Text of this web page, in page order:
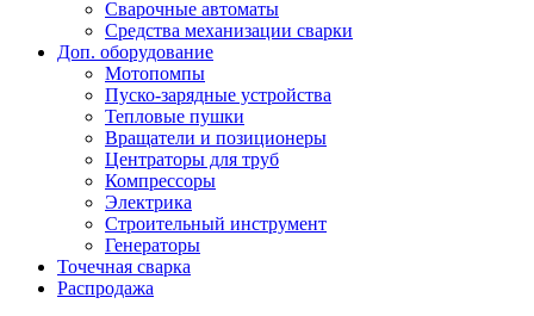
Сварочные автоматы
Средства механизации сварки
Доп. оборудование
Мотопомпы
Пуско-зарядные устройства
Тепловые пушки
Вращатели и позиционеры
Центраторы для труб
Компрессоры
Электрика
Строительный инструмент
Генераторы
Точечная сварка
Распродажа